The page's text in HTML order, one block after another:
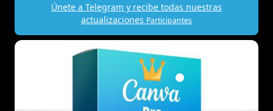
Únete a Telegram y recibe todas nuestras
actualizaciones Participantes